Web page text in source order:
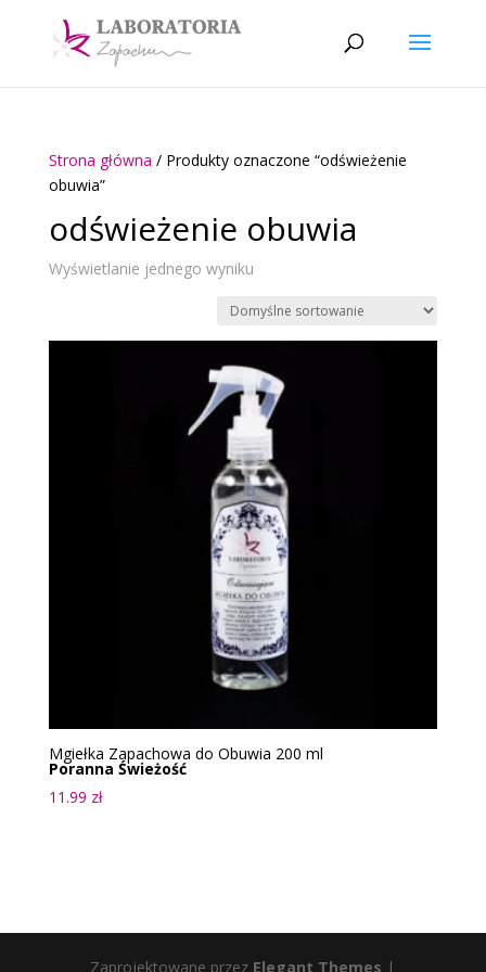
Strona główna / Produkty oznaczone “odświeżenie
obuwia”
odświeżenie obuwia
Wyświetlanie jednego wyniku
Mgiełka Zapachowa do Obuwia 200 ml
Poranna Świeżość
11.99 zł
Zaprojektowane przez Elegant Themes |